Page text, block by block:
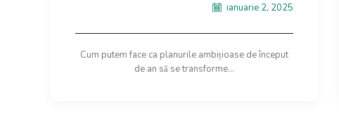
ianuarie 2, 2025
Cum putem face ca planurile ambițioase de început
de an să se transforme...